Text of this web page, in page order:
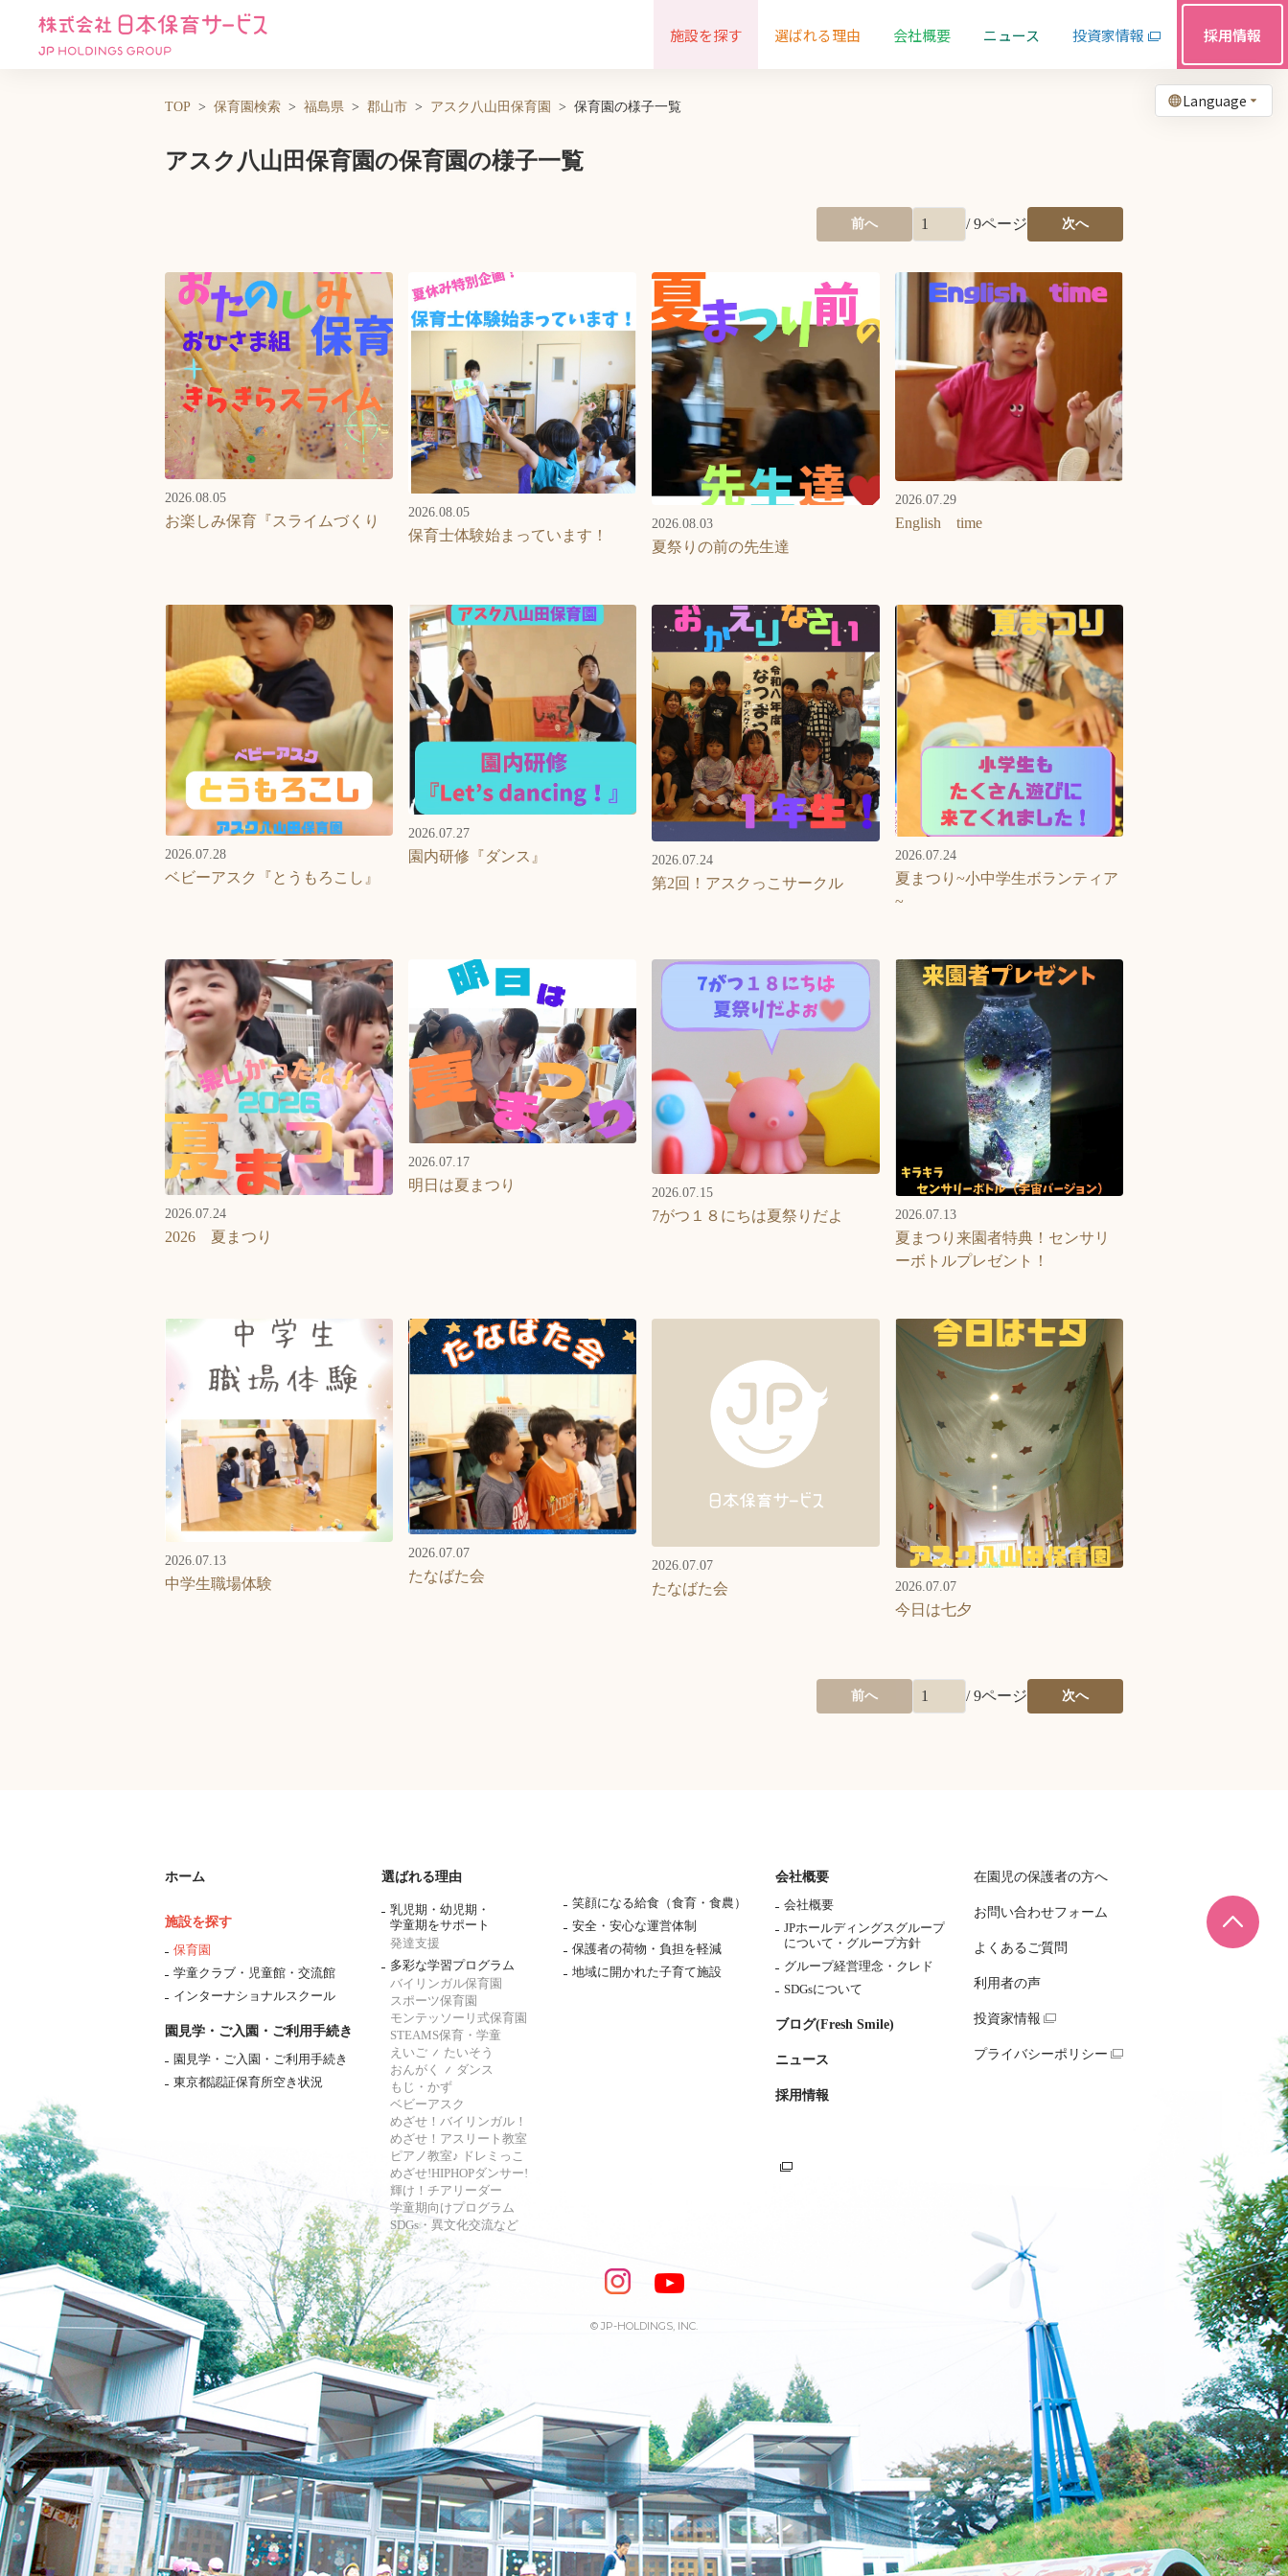
Language
施設を探す 選ばれる理由 会社概要 ニュース 投資家情報 採用情報
TOP 保育園検索 福島県 郡山市 アスク八山田保育園 保育園の様子一覧
アスク八山田保育園の保育園の様子一覧
前へ /9ページ 次へ
2026.08.05
お楽しみ保育『スライムづくり
2026.08.05
保育士体験始まっています！
2026.08.03
夏祭りの前の先生達
2026.07.29
English time
2026.07.28
ベビーアスク『とうもろこし』
2026.07.27
園内研修『ダンス』 2026.07.24
第2回！アスクっこサークル
2026.07.24
夏まつり~小中学生ボランティア
~
2026.07.24
2026 夏まつり
2026.07.17
明日は夏まつり
2026.07.15
7がつ１８にちは夏祭りだよ 2026.07.13
夏まつり来園者特典！センサリ
ーボトルプレゼント！
2026.07.13
中学生職場体験
2026.07.07
たなばた会
2026.07.07
たなばた会 2026.07.07
今日は七夕
前へ /9ページ 次へ
ページ
ホーム
施設を探す
保育園
学童クラブ・児童館・交流館
インターナショナルスクール
園見学・ご入園・ご利用手続き
園見学・ご入園・ご利用手続き
東京都認証保育所空き状況
選ばれる理由
乳児期・幼児期・
学童期をサポート
発達支援
多彩な学習プログラム
バイリンガル保育園
スポーツ保育園
モンテッソーリ式保育園
STEAMS保育・学童
えいご
たいそう
おんがく
ダンス
もじ・かず
ベビーアスク
めざせ！バイリンガル！
めざせ！アスリート教室
ピアノ教室♪ ドレミっこ
めざせ!HIPHOPダンサー!
輝け！チアリーダー
学童期向けプログラム
SDGs・異文化交流など
笑顔になる給食（食育・食農）
安全・安心な運営体制
保護者の荷物・負担を軽減
地域に開かれた子育て施設
会社概要
会社概要
JPホールディングスグループ
について・ グループ方針
グループ経営理念・クレド
SDGsについて
ブログ(Fresh Smile)
ニュース
採用情報
在園児の保護者の方へ
お問い合わせフォーム
よくあるご質問
利用者の声
投資家情報
プライバシーポリシー
© JP-HOLDINGS, INC.